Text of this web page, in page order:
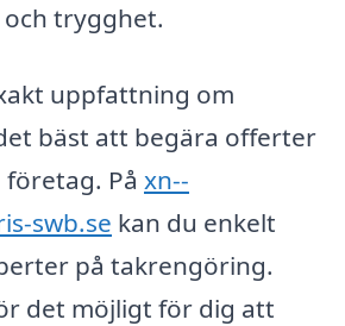
trygghet.
uppfattning om
bäst att begära offerter
På xn--
swb.se kan du enkelt
på takrengöring.
det möjligt för dig att